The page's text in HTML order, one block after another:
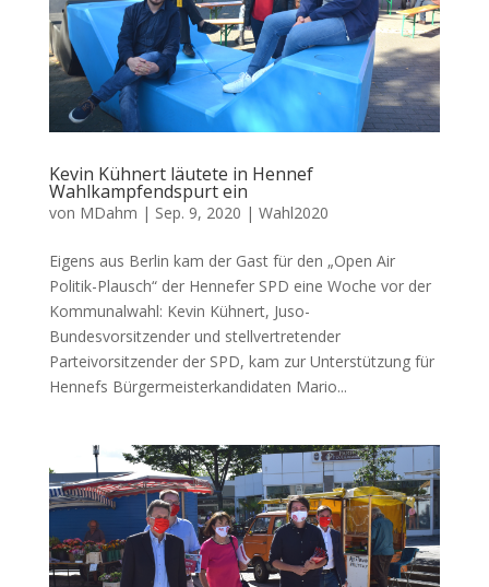
Kevin Kühnert läutete in Hennef
Wahlkampfendspurt ein
von MDahm | Sep. 9, 2020 | Wahl2020
Eigens aus Berlin kam der Gast für den „Open Air
Politik-Plausch“ der Hennefer SPD eine Woche vor der
Kommunalwahl: Kevin Kühnert, Juso-
Bundesvorsitzender und stellvertretender
Parteivorsitzender der SPD, kam zur Unterstützung für
Hennefs Bürgermeisterkandidaten Mario...